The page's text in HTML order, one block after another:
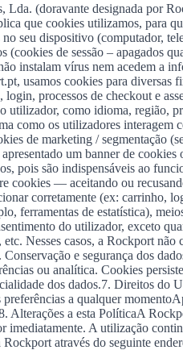
(doravante designada por
que cookies utilizamos, para
seu dispositivo (computador,
de sessão – apagados
instalam vírus nem acedem a
usamos cookies para
processos de checkout e
como idioma, região,
os utilizadores interagem
de marketing / segmentação
um banner de
pois são indispensáveis ao
cookies — aceitando ou
corretamente (ex: carrinho,
de estatística),
do utilizador, exceto
Nesses casos, a Rockport
e segurança dos
ou analítica. Cookies
dos dados.7. Direitos
a qualquer
a esta PolíticaA
A utilização
através do seguinte